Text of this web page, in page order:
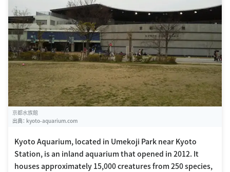
京都水族館
出典： kyoto-aquarium.com
Kyoto Aquarium, located in Umekoji Park near Kyoto
Station, is an inland aquarium that opened in 2012. It
houses approximately 15,000 creatures from 250 species,